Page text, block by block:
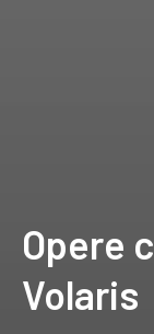
Opere
Volaris